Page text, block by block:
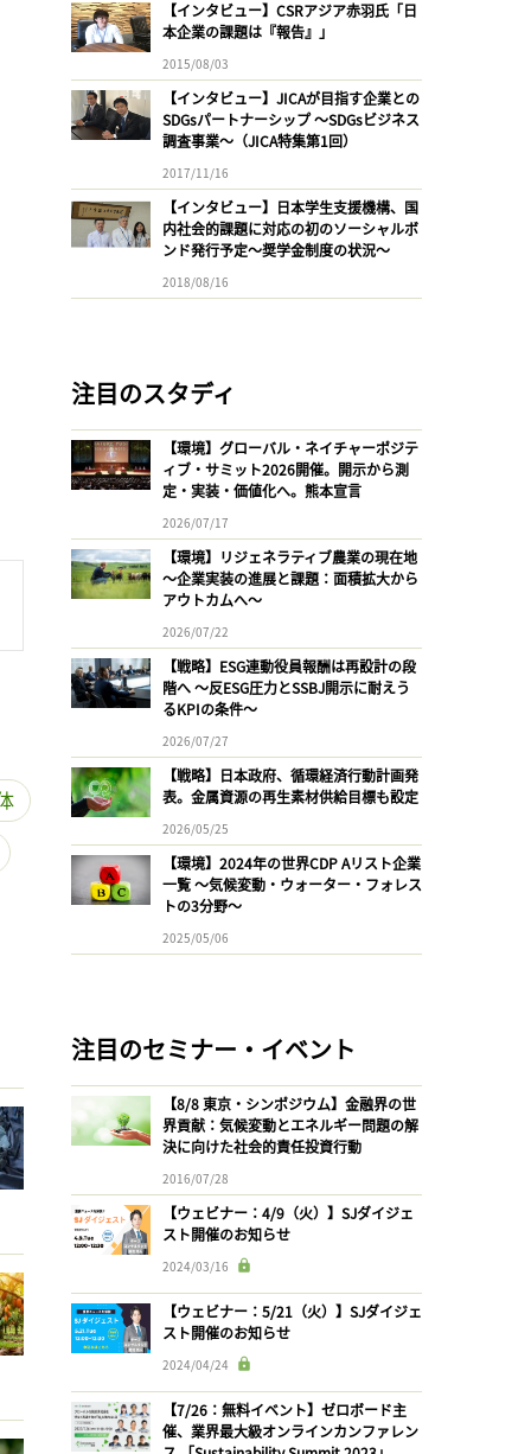
【インタビュー】CSRアジア赤羽氏「日
本企業の課題は『報告』」
2015/08/03
【インタビュー】JICAが目指す企業との
SDGsパートナーシップ 〜SDGsビジネス
調査事業〜（JICA特集第1回）
2017/11/16
【インタビュー】日本学生支援機構、国
内社会的課題に対応の初のソーシャルボ
ンド発行予定〜奨学金制度の状況〜
2018/08/16
注目のスタディ
【環境】グローバル・ネイチャーポジテ
ィブ・サミット2026開催。開示から測
定・実装・価値化へ。熊本宣言
2026/07/17
【環境】リジェネラティブ農業の現在地
〜企業実装の進展と課題：面積拡大から
アウトカムへ〜
2026/07/22
【戦略】ESG連動役員報酬は再設計の段
階へ 〜反ESG圧力とSSBJ開示に耐えう
るKPIの条件〜
2026/07/27
【戦略】日本政府、循環経済行動計画発
表。金属資源の再生素材供給目標も設定
2026/05/25
【環境】2024年の世界CDP Aリスト企業
一覧 〜気候変動・ウォーター・フォレス
トの3分野〜
2025/05/06
注目のセミナー・イベント
【8/8 東京・シンポジウム】金融界の世
界貢献：気候変動とエネルギー問題の解
決に向けた社会的責任投資行動
2016/07/28
【ウェビナー：4/9（火）】SJダイジェ
スト開催のお知らせ
2024/03/16
【ウェビナー：5/21（火）】SJダイジェ
スト開催のお知らせ
2024/04/24
【7/26：無料イベント】ゼロボード主
催、業界最大級オンラインカンファレン